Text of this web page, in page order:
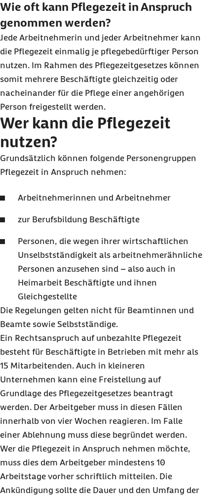
Geschwister, Ehegatten der Geschwister und
Geschwister der Ehegatten, Lebenspartner der
Geschwister und Geschwister der
Lebenspartner
Kinder, Adoptiv- und Pflegekinder, Kinder,
Adoptiv- und Pflegekinder der Ehe- oder
Lebenspartnerinnen und -partner,
Schwiegerkinder, Enkelkinder
Wie oft kann Pflegezeit in Anspruch
genommen werden?
Jede Arbeitnehmerin und jeder Arbeitnehmer kann
die Pflegezeit einmalig je pflegebedürftiger Person
nutzen. Im Rahmen des Pflegezeitgesetzes können
somit mehrere Beschäftigte gleichzeitig oder
nacheinander für die Pflege einer angehörigen
Person freigestellt werden.
Wer kann die Pflegezeit
nutzen?
Grundsätzlich können folgende Personengruppen
Pflegezeit in Anspruch nehmen:
Arbeitnehmerinnen und Arbeitnehmer
zur Berufsbildung Beschäftigte
Personen, die wegen ihrer wirtschaftlichen
Unselbstständigkeit als arbeitnehmerähnliche
Personen anzusehen sind – also auch in
Heimarbeit Beschäftigte und ihnen
Gleichgestellte
Die Regelungen gelten nicht für Beamtinnen und
Beamte sowie Selbstständige.
Ein Rechtsanspruch auf unbezahlte Pflegezeit
besteht für Beschäftigte in Betrieben mit mehr als
15 Mitarbeitenden. Auch in kleineren
Unternehmen kann eine Freistellung auf
Grundlage des Pflegezeitgesetzes beantragt
werden. Der Arbeitgeber muss in diesen Fällen
innerhalb von vier Wochen reagieren. Im Falle
einer Ablehnung muss diese begründet werden.
Wer die Pflegezeit in Anspruch nehmen möchte,
muss dies dem Arbeitgeber mindestens 10
Arbeitstage vorher schriftlich mitteilen. Die
Ankündigung sollte die Dauer und den Umfang der